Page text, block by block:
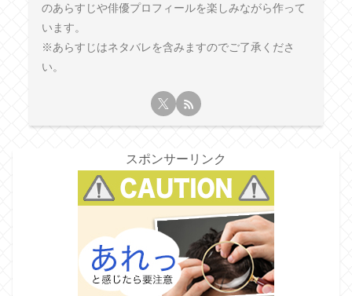
のあらすじや俳優プロフィールを楽しみながら作って
います。
※あらすじはネタバレを含みますのでご了承くださ
い。
スポンサーリンク